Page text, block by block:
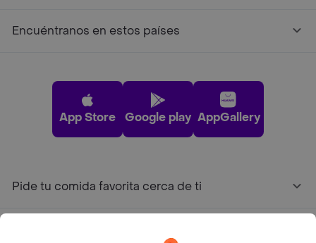
Encuéntranos en estos países
App Store Google play AppGallery
Pide tu comida favorita cerca de ti